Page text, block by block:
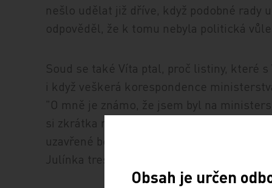
nešlo udělat již dříve, když podobné rady
odpověděl, že k tomu nebyla politická vůle.
Soud se také Víta ptal, proč listiny, které
i když veškerá korespondence
"O mně je známo, že jsem byl na
si zkrátka nevšimnul. U úředníka je to
uzavřené bez výběrového řízení také
Julínka trest a čtvrt roku nedostával k
Obsah je určen